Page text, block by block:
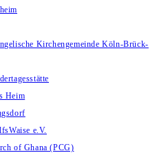
Kirchengemeinde Köln-Brück-
Heim
e.V.
of Ghana (PCG)